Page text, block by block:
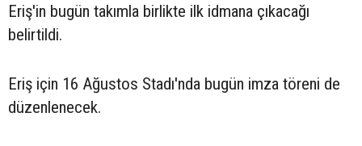
Eriş'in bugün takımla birlikte ilk idmana çıkacağı
belirtildi.
Eriş için 16 Ağustos Stadı'nda bugün imza töreni de
düzenlenecek.